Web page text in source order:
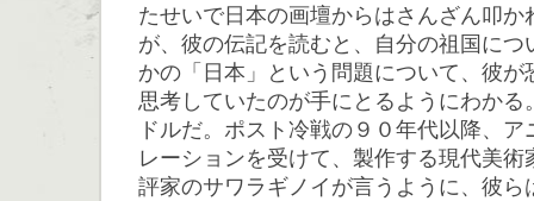
たせいで日本の画壇からはさんざん叩か
が、彼の伝記を読むと、自分の祖国につ
かの「日本」という問題について、彼が
思考していたのが手にとるようにわかる
ドルだ。ポスト冷戦の９０年代以降、
レーションを受けて、製作する現代美
評家のサワラギノイが言うように、彼ら